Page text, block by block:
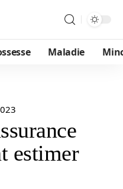
Maladie
estimer